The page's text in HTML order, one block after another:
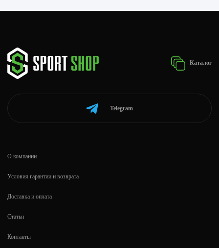
Каталог
Telegram
О компании
Условия гарантии и возврата
Доставка и оплата
Статьи
Контакты